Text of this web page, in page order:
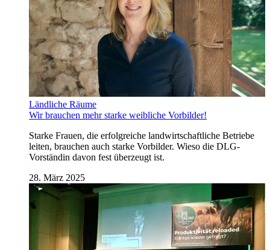
Ländliche Räume
Wir brauchen mehr starke weibliche Vorbilder!
Starke Frauen, die erfolgreiche landwirtschaftliche Betriebe
leiten, brauchen auch starke Vorbilder. Wieso die DLG-
Vorständin davon fest überzeugt ist.
28. März 2025